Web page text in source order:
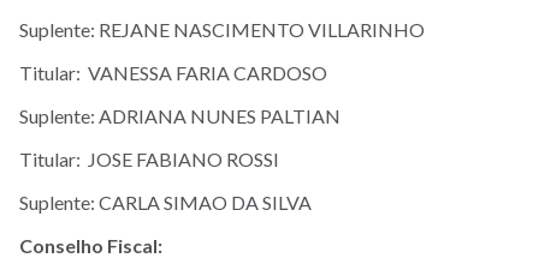
Suplente: REJANE NASCIMENTO VILLARINHO
Titular: VANESSA FARIA CARDOSO
Suplente: ADRIANA NUNES PALTIAN
Titular: JOSE FABIANO ROSSI
Suplente: CARLA SIMAO DA SILVA
Conselho Fiscal: